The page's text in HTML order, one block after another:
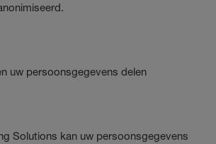
persoonsgegevens delen
Solutions kan uw persoonsgegevens